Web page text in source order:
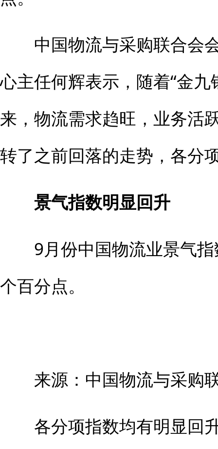
中国物流与采购联合会
心主任何辉表示，随着“金
来，物流需求趋旺，业务活
转了之前回落的走势，各分
景气指数明显回升
9月份中国物流业景气指
个百分点。
来源：中国物流与采购
各分项指数均有明显回